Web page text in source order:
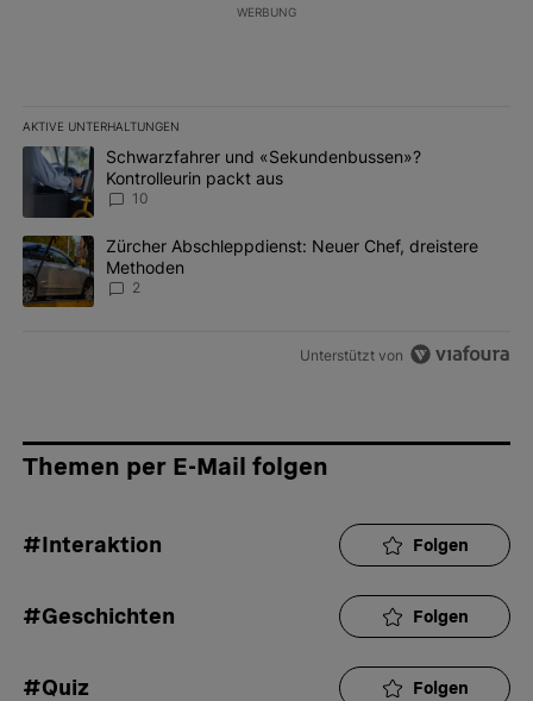
WERBUNG
AKTIVE UNTERHALTUNGEN
Das Folgende ist eine Liste der am meisten kommentierten
Ein Trendartikel mit dem Titel "Schwarzfahrer und
Schwarzfahrer und «Sekundenbussen»?
Kontrolleurin packt aus
10
Ein Trendartikel mit dem Titel "Zürcher Abschleppdienst: Neuer
Zürcher Abschleppdienst: Neuer Chef, dreistere
Methoden
2
Unterstützt von
Themen per E-Mail folgen
#Interaktion Folgen
#Geschichten Folgen
#Quiz Folgen